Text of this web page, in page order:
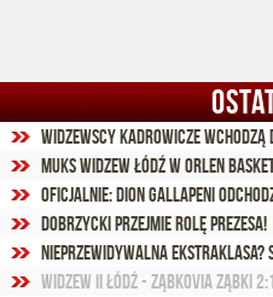
Widzewscy kadrowicze wchodzą
MUKS Widzew Łódź w Orlen
Oficjalnie: Dion Gallapeni
Dobrzycki przejmie rolę prezesa!
Nieprzewidywalna Ekstraklasa?
Widzew II Łódź - Ząbkovia Ząbki